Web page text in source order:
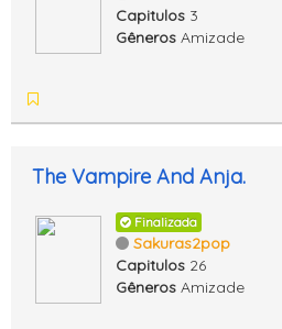
Capitulos 3
Gêneros Amizade
The Vampire And Anja.
Finalizada
Sakuras2pop
Capitulos 26
Gêneros Amizade